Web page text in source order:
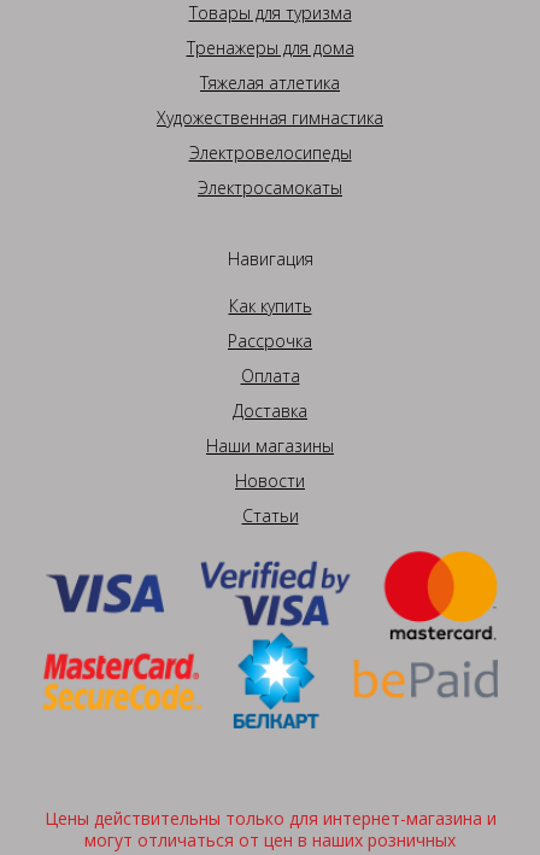
Товары для туризма
Тренажеры для дома
Тяжелая атлетика
Художественная гимнастика
Электровелосипеды
Электросамокаты
Навигация
Как купить
Рассрочка
Оплата
Доставка
Наши магазины
Новости
Статьи
Цены действительны только для интернет-магазина и
могут отличаться от цен в наших розничных